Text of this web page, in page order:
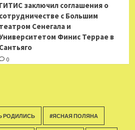
ГИТИС заключил соглашения о
сотрудничестве с Большим
театром Сенегала и
Финис Террае в
Сантьяго
0
РОДИЛИСЬ #ЯСНАЯ ПОЛЯНА